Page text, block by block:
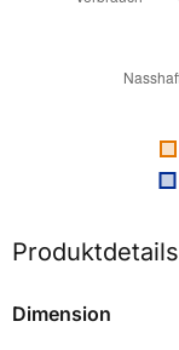
Produktdetails
Dimension